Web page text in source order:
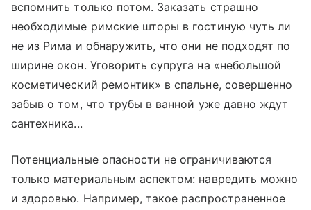
вспомнить только потом. Заказать страшно
необходимые римские шторы в гостиную чуть ли
не из Рима и обнаружить, что они не подходят по
ширине окон. Уговорить супруга на «небольшой
косметический ремонтик» в спальне, совершенно
забыв о том, что трубы в ванной уже давно ждут
сантехника...
Потенциальные опасности не ограничиваются
только материальным аспектом: навредить можно
и здоровью. Например, такое распространенное